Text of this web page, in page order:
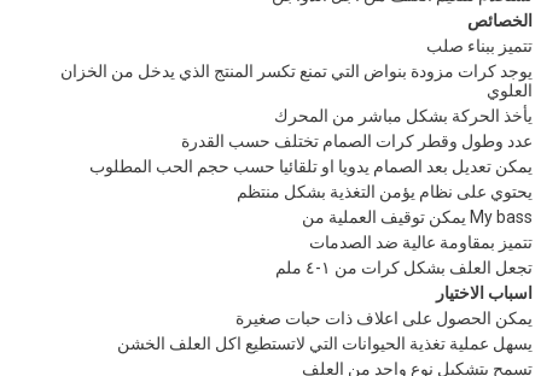
الخصائص
تتميز ببناء صلب
يوجد كرات مزودة بنواض التي تمنع تكسر المنتج الذي يدخل من الخزان
العلوي
يأخذ الحركة بشكل مباشر من المحرك
عدد وطول وقطر كرات الصمام تختلف حسب القدرة
يمكن تعديل بعد الصمام يدويا او تلقائيا حسب حجم الحب المطلوب
يحتوي على نظام يؤمن التغذية بشكل منتظم
يمكن توقيف العملية من My bass
تتميز بمقاومة عالية ضد الصدمات
تجعل العلف بشكل كرات من ١-٤ ملم
اسباب الاختيار
يمكن الحصول على اعلاف ذات حبات صغيرة
يسهل عملية تغذية الحيوانات التي لاتستطيع اكل العلف الخشن
تسمح بتشكيل نوع واحد من العلف